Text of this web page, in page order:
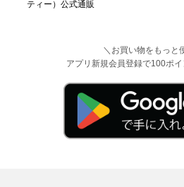
＼お買い物をもっと
アプリ新規会員登録で100ポイ